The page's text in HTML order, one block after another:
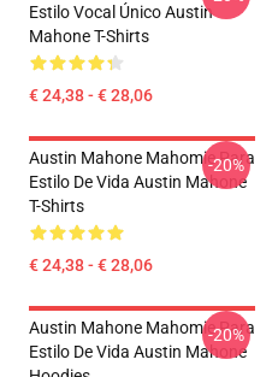
Estilo Vocal Único Austin
Mahone T-Shirts
€ 24,38 - € 28,06
Austin Mahone Mahomie Para
Estilo De Vida Austin Mahone
T-Shirts
€ 24,38 - € 28,06
-20%
Austin Mahone Mahomie Para
Estilo De Vida Austin Mahone
-20%